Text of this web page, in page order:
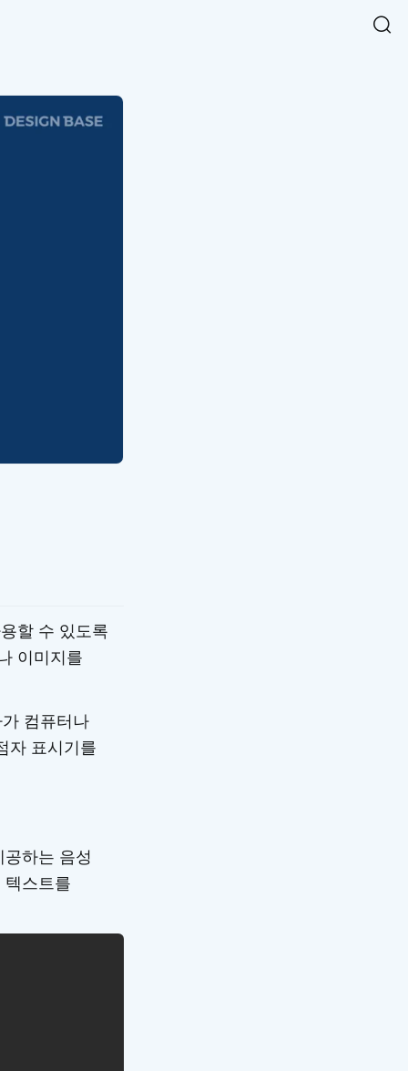
게 확인해보세요.
어보세요.
를 빠르게 찾아보세요.
NEW
다양한 차트를 쉽고 빠르게 만들 수 있는 데이터 시각화 라이브러리
할 수 있도록
이미지를
컴퓨터나
자 표시기를
하는 음성
텍스트를